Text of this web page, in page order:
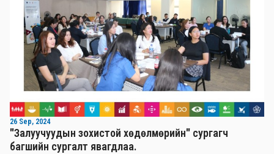
26 Sep, 2024
"Залуучуудын зохистой хөдөлмөрийн" сургагч
багшийн сургалт явагдлаа.